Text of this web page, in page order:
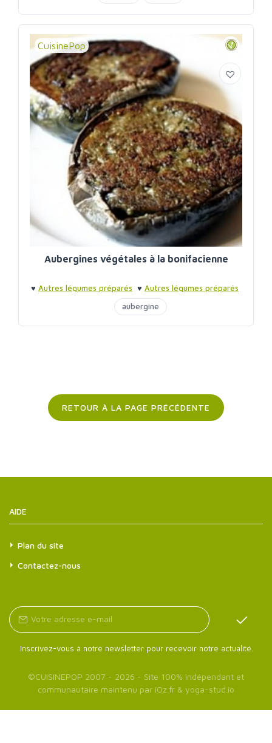
CuisinePop
Aubergines végétales à la bonifacienne
♥ Autres légumes préparés ♥ Autres légumes préparés
aubergine
RETOUR À LA PAGE PRÉCÉDENTE
AIDE
Plan du site
Contactez-nous
Inscrivez-vous à notre newsletter pour recevoir notre actualité.
©CUISINEPOP 2007 - 2026 - Site 100% indépendant et
communautaire maintenu par iOz.fr & yoga-stud.io